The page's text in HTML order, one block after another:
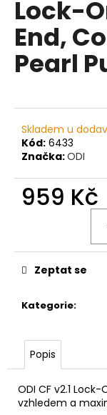
Lock-
End,
Pearl
Skladem u
Kód: 6433
Značka:ODI
959 Kč
Kategorie:
Zeptat se
Popis
ODI CF v2.1
vzhledem a
a
j
í
t
o
u
e
m
e